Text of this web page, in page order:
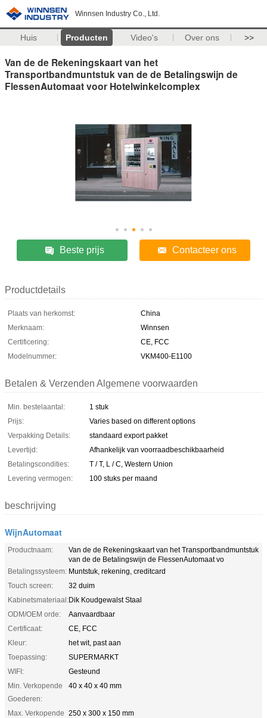
Winnsen Industry Co., Ltd.
Huis Producten Video's Over ons >>
Van de de Rekeningskaart van het
Transportbandmuntstuk van de de Betalingswijn de
FlessenAutomaat voor Hotelwinkelcomplex
Beste prijs Contacteer ons
Productdetails
Plaats van herkomst:
China
Merknaam:
Winnsen
Certificering:
CE, FCC
Modelnummer:
VKM400-E1100
Betalen & Verzenden Algemene voorwaarden
Min. bestelaantal:
1 stuk
Prijs:
Varies based on different options
Verpakking Details:
standaard export pakket
Levertijd:
Afhankelijk van voorraadbeschikbaarheid
Betalingscondities:
T / T, L / C, Western Union
Levering vermogen:
100 stuks per maand
beschrijving
WijnAutomaat
Productnaam:
Van de de Rekeningskaart van het Transportbandmuntstuk
van de de Betalingswijn de FlessenAutomaat vo
Betalingssysteem: Muntstuk, rekening, creditcard
Touch screen:
32 duim
Kabinetsmateriaal:Dik Koudgewalst Staal
ODM/OEM orde:
Aanvaardbaar
Certificaat:
CE, FCC
Kleur:
het wit, past aan
Toepassing:
SUPERMARKT
WIFI:
Gesteund
Min. Verkopende
Goederen:
40 x 40 x 40 mm
Max. Verkopende 250 x 300 x 150 mm